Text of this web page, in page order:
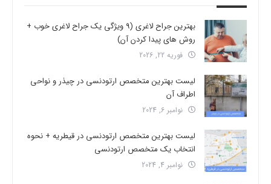
بهترین جراح لاغری (9 ویژگی یک جراح لاغری خوب +
روش های پیدا کردن آن)
فوریه 22, 2026
لیست بهترین متخصص ارتودنسی در چیذر و نواحی
اطراف آن
نوامبر 6, 2024
لیست بهترین متخصص ارتودنسی در قیطریه + نحوه
انتخاب یک متخصص ارتودنسی
نوامبر 4, 2024